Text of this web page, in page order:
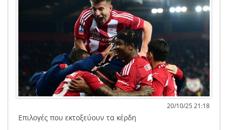
20/10/25 21:18
Επιλογές που εκτοξεύουν τα κέρδη